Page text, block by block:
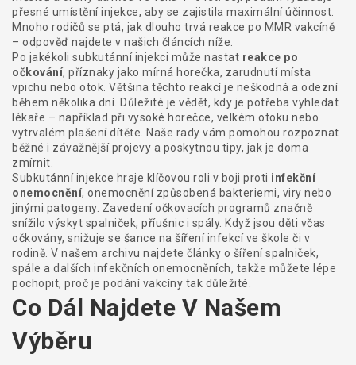
přesné umístění injekce, aby se zajistila maximální účinnost.
Mnoho rodičů se ptá, jak dlouho trvá reakce po MMR vakcíně
– odpověď najdete v našich článcích níže.
Po jakékoli subkutánní injekci může nastat reakce po
očkování, příznaky jako mírná horečka, zarudnutí místa
vpichu nebo otok Většina těchto reakcí je neškodná a odezní
během několika dní. Důležité je vědět, kdy je potřeba vyhledat
lékaře – například při vysoké horečce, velkém otoku nebo
vytrvalém plašení dítěte. Naše rady vám pomohou rozpoznat
běžné i závažnější projevy a poskytnou tipy, jak je doma
zmírnit.
Subkutánní injekce hraje klíčovou roli v boji proti infekční
onemocnění, onemocnění způsobená bakteriemi, viry nebo
jinými patogeny. Zavedení očkovacích programů značně
snížilo výskyt spalniček, příušnic i spály. Když jsou děti včas
očkovány, snižuje se šance na šíření infekcí ve škole či v
rodině. V našem archivu najdete články o šíření spalniček,
spále a dalších infekčních onemocněních, takže můžete lépe
pochopit, proč je podání vakcíny tak důležité.
Co Dál Najdete V Našem
Výběru